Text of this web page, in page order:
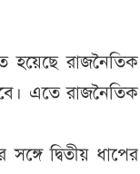
হয়েছে রাজনৈতিক
এতে রাজনৈতিক
দ্বিতীয় ধাপের